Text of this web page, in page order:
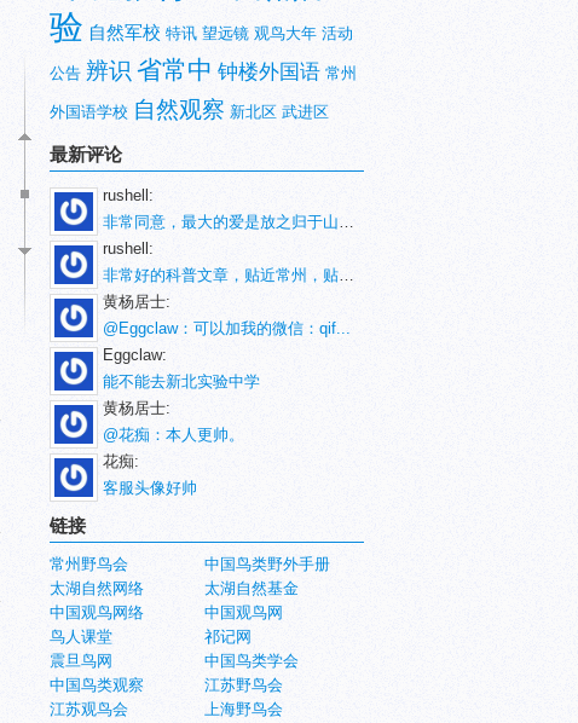
验 自然军校 特讯 望远镜 观鸟大年 活动
公告 辨识 省常中 钟楼外国语 常州
外国语学校 自然观察 新北区 武进区
最新评论
rushell:
非常同意，最大的爱是放之归于山林。
rushell:
非常好的科普文章，贴近常州，贴近生活！
黄杨居士:
@Eggclaw：可以加我的微信：qif...
Eggclaw:
能不能去新北实验中学
黄杨居士:
@花痴：本人更帅。
花痴:
客服头像好帅
链接
常州野鸟会
中国鸟类野外手册
太湖自然网络
太湖自然基金
中国观鸟网络
中国观鸟网
鸟人课堂
祁记网
震旦鸟网
中国鸟类学会
中国鸟类观察
江苏野鸟会
江苏观鸟会
上海野鸟会